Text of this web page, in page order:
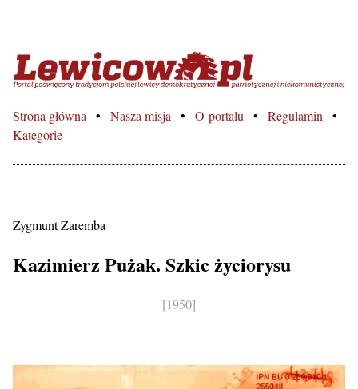
Lewicowo.pl – Portal
Strona główna Nasza misja O portalu
Regulamin
Kategorie
Zygmunt Zaremba
Kazimierz Pużak. Szkic życiorysu
[1950]